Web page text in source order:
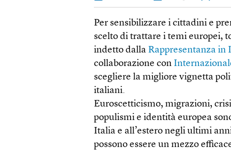
Per sensibilizzare i cittadini e
scelto di trattare i temi europei,
indetto dalla Rappresentanza in
collaborazione con
scegliere la migliore vignetta
italiani.
Euroscetticismo, migrazioni,
populismi e identità europea
Italia e all’estero negli ultimi
possono essere un mezzo